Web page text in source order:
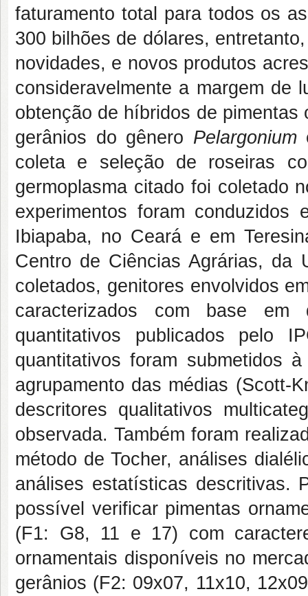
faturamento total para todos os
300 bilhões de dólares,
novidades, e novos produtos
consideravelmente a margem de
obtenção de híbridos de
gerânios do gênero Pelargonium
coleta e seleção de roseiras
germoplasma citado foi coletado
experimentos foram
Ibiapaba, no Ceará e em
Centro de Ciências Agrárias, da
coletados, genitores envolvidos
caracterizados com base em
quantitativos publicados pelo
quantitativos foram submetidos
agrupamento das médias (Scott-
descritores qualitativos
observada. Também foram
método de Tocher, análises
análises estatísticas descritivas.
possível verificar pimentas
(F1: G8, 11 e 17) com
ornamentais disponíveis no
gerânios (F2: 09x07, 11x10,